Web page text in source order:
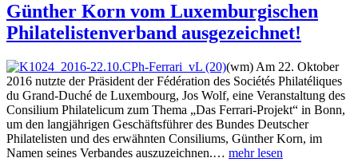
Günther Korn vom Luxemburgischen
Philatelistenverband ausgezeichnet!
(wm) Am 22. Oktober
2016 nutzte der Präsident der Fédération des Sociétés Philatéliques
du Grand-Duché de Luxembourg, Jos Wolf, eine Veranstaltung des
Consilium Philatelicum zum Thema „Das Ferrari-Projekt“ in Bonn,
um den langjährigen Geschäftsführer des Bundes Deutscher
Philatelisten und des erwähnten Consiliums, Günther Korn, im
Namen seines Verbandes auszuzeichnen.… mehr lesen